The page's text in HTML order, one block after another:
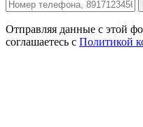
Отправляя данные с этой
соглашаетесь с Политикой